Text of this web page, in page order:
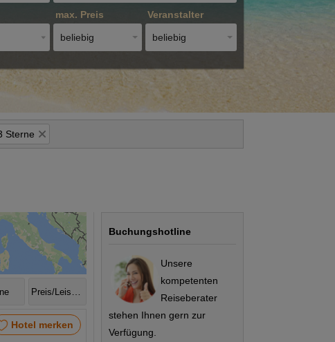
max. Preis
beliebig
Veranstalter
beliebig
Sterne
Buchungshotline
Unsere
kompetenten
Reiseberater
stehen Ihnen gern zur
Verfügung.
Preis/Leistung
Hotel merken